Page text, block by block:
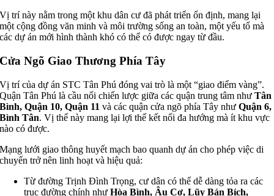
Vị trí này nằm trong một khu dân cư đã phát triển ổn định, mang lại
một cộng đồng văn minh và môi trường sống an toàn, một yếu tố mà
các dự án mới hình thành khó có thể có được ngay từ đầu.
Cửa Ngõ Giao Thương Phía Tây
Vị trí của dự án STC Tân Phú đóng vai trò là một “giao điểm vàng”.
Quận Tân Phú là cầu nối chiến lược giữa các quận trung tâm nhưTân
Bình, Quận 10, Quận 11 và các quận cửa ngõ phía Tây nhưQuận 6,
Bình Tân. Vị thế này mang lại lợi thế kết nối đa hướng mà ít khu vực
nào có được.
Mạng lưới giao thông huyết mạch bao quanh dự án cho phép việc di
chuyển trở nên linh hoạt và hiệu quả:
Từ đường Trịnh Đình Trọng, cư dân có thể dễ dàng tỏa ra các
trục đường chính nhưHòa Bình, Âu Cơ, Lũy Bán Bích,